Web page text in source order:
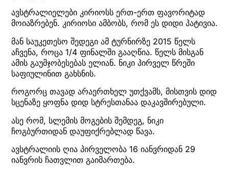
ავსტრალიელები კირიოსს ერთ-ერთ ფავორიტად
მოიაზრებენ. კირიოსი ამბობს, რომ ეს დიდი პატივია.
მან საუკეთესო შედეგი ამ ტურნირზე 2015 წელს
აჩვენა, როცა 1/4 ფინალში გააღწია. წელს მისგან
ამის გაუმჯობესებას ელიან. ნიკი პირველ წრეში
საფიულინით გახსნის.
როგორც თავად არაერთხელ უთქვამს, მისთვის დიდ
სცენაზე ყოფნა დიდ სტრესთანაა დაკავშირებული.
ასე რომ, სლემის მოგების შემდეგ, ნიკი
ჩოგბურთიდან დაუფიქრებლად წავა.
ავსტრალიის ღია პირველობა 16 იანვრიდან 29
იანვრის ჩათვლით გაიმართება.